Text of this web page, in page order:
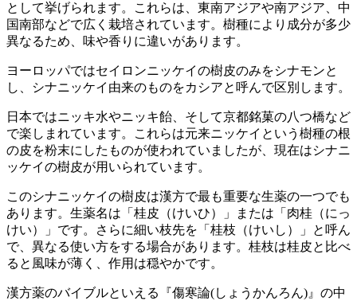
として挙げられます。これらは、東南アジアや南アジア、中
国南部などで広く栽培されています。樹種により成分が多少
異なるため、味や香りに違いがあります。
ヨーロッパではセイロンニッケイの樹皮のみをシナモンと
し、シナニッケイ由来のものをカシアと呼んで区別します。
日本ではニッキ水やニッキ飴、そして京都銘菓の八つ橋など
で楽しまれています。これらは元来ニッケイという樹種の根
の皮を粉末にしたものが使われていましたが、現在はシナニ
ッケイの樹皮が用いられています。
このシナニッケイの樹皮は漢方で最も重要な生薬の一つでも
あります。生薬名は「桂皮（けいひ）」または「肉桂（にっ
けい）」です。さらに細い枝先を「桂枝（けいし）」と呼ん
で、異なる使い方をする場合があります。桂枝は桂皮と比べ
ると風味が薄く、作用は穏やかです。
漢方薬のバイブルといえる『傷寒論(しょうかんろん)』の中